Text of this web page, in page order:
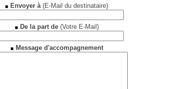
Envoyer à(E-Mail du destinataire)
De la part de(Votre E-Mail)
Message d'accompagnement